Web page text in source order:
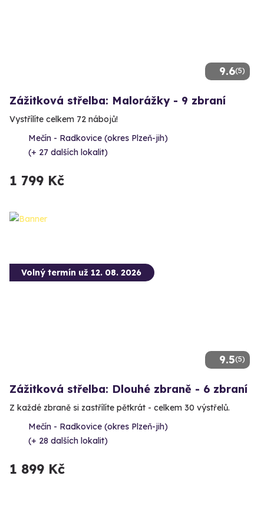
9.6(5)
Zážitková střelba: Malorážky - 9 zbraní
Vystřílíte celkem 72 nábojů!
Mečín - Radkovice (okres Plzeň-jih)
(+ 27 dalších lokalit)
1 799 Kč
9.5(5)
Volný termín už 12. 08. 2026
Zážitková střelba: Dlouhé zbraně - 6 zbraní
Z každé zbraně si zastřílíte pětkrát - celkem 30 výstřelů.
Mečín - Radkovice (okres Plzeň-jih)
(+ 28 dalších lokalit)
1 899 Kč